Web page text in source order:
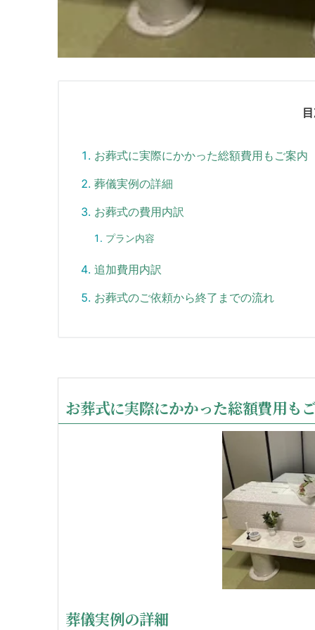
お葬式に実際にかかった総額費用もご案内
葬儀実例の詳細
お葬式の費用内訳
プラン内容
追加費用内訳
お葬式のご依頼から終了までの流れ
お葬式に実際にかかった総額費用も
葬儀実例の詳細